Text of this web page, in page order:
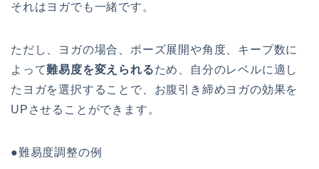
それはヨガでも一緒です。
ただし、ヨガの場合、ポーズ展開や角度、キープ数に
よって難易度を変えられるため、自分のレベルに適し
たヨガを選択することで、お腹引き締めヨガの効果を
UPさせることができます。
●難易度調整の例